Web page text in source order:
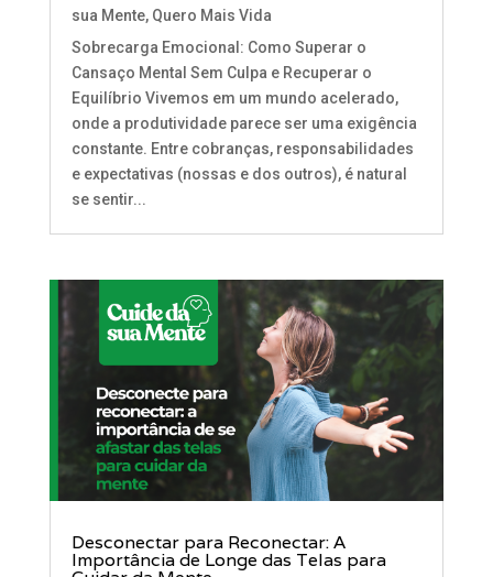
sua Mente, Quero Mais Vida
Sobrecarga Emocional: Como Superar o
Cansaço Mental Sem Culpa e Recuperar o
Equilíbrio Vivemos em um mundo acelerado,
onde a produtividade parece ser uma exigência
constante. Entre cobranças, responsabilidades
e expectativas (nossas e dos outros), é natural
se sentir...
Desconectar para Reconectar: A
Importância de Longe das Telas para